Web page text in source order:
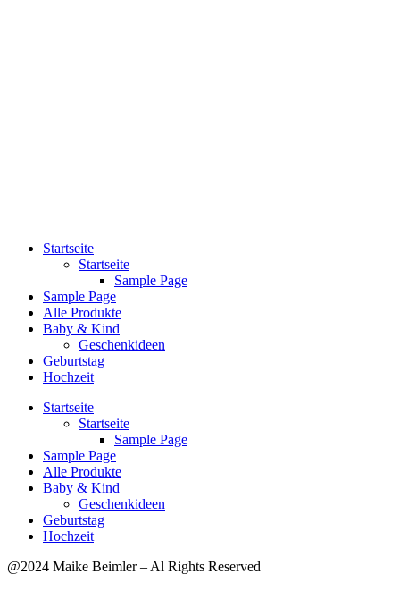
Startseite
Startseite
Sample Page
Sample Page
Alle Produkte
Baby & Kind
Geschenkideen
Geburtstag
Hochzeit
Startseite
Startseite
Sample Page
Sample Page
Alle Produkte
Baby & Kind
Geschenkideen
Geburtstag
Hochzeit
@2024 Maike Beimler – Al Rights Reserved